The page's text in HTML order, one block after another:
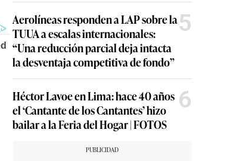
Aerolíneas responden a LAP sobre la
TUUA a escalas internacionales:
“Una reducción parcial deja intacta
la desventaja competitiva de fondo”
5
Héctor Lavoe en Lima: hace 40 años
el ‘Cantante de los Cantantes’ hizo
bailar a la Feria del Hogar | FOTOS
6